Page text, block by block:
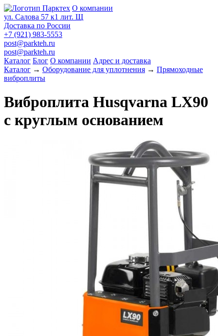
О компании
ул. Салова 57 к1 лит. Щ
Доставка по России
+7 (921) 983-5553
post@parkteh.ru
post@parkteh.ru
Каталог Блог О компании Адрес и доставка
Каталог → Оборудование для уплотнения → Прямоходные
виброплиты
Виброплита Husqvarna LX90
с круглым основанием